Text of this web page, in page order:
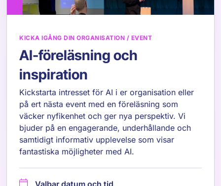
KICKA IGÅNG DIN ORGANISATION / EVENT
AI-föreläsning och
inspiration
Kickstarta intresset för AI i er organisation eller
på ert nästa event med en föreläsning som
väcker nyfikenhet och ger nya perspektiv. Vi
bjuder på en engagerande, underhållande och
samtidigt informativ upplevelse som visar
fantastiska möjligheter med AI.